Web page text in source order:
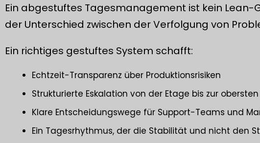
Ein abgestuftes Tagesmanagement ist kein Lean-
der Unterschied zwischen der Verfolgung von
Ein richtiges gestuftes System schafft:
Echtzeit-Transparenz über Produktionsrisiken
Strukturierte Eskalation von der Etage bis zur
Klare Entscheidungswege für Support-Teams und
Ein Tagesrhythmus, der die Stabilität und nicht den